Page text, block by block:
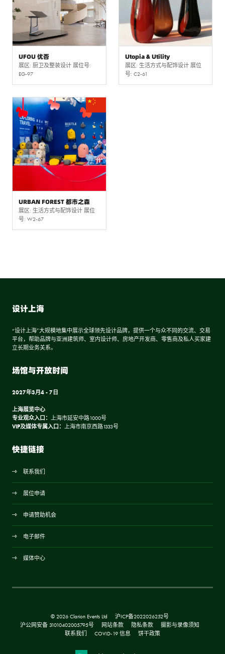
UFOU 优否
展区: 厨卫及整装设计 展位号:
EG-97
Utopia & Utility
展区: 生活方式与配饰设计 展位
号: C2-61
URBAN FOREST 都市之森
展区: 生活方式与配饰设计 展位
号: W2-67
设计上海
“设计上海”大规模地集中展示全球领先设计品牌，提供一个与众不同的交流、交易
平台，帮助品牌与亚洲建筑师、室内设计师、房地产开发商、零售商及私人买家建
立长期业务关系。
场馆与开放时间
2027年3月4 - 7日
上海展览中心
专业观众入口：
上海市延安中路1000号
VIP及媒体专属入口：
上海市南京西路1333号
快捷链接
联系我们
展位申请
申请赞助机会
电子邮件
媒体中心
© 2026 Clarion Events Ltd
沪ICP备2022026252号
沪公网安备 31010402005795号
网站条款 隐私条款
摄影与录像须知
联系我们
COVID-19 信息 饼干政策